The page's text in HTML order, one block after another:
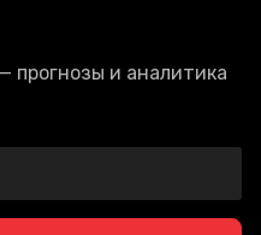
прогнозы и аналитика